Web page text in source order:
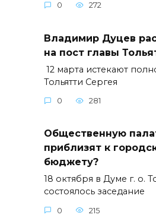
0 272
Владимир Дуцев
на пост главы
12 марта истекают
Тольятти Сергея
0 281
Общественную
приблизят к
бюджету?
18 октября в Думе г. о.
состоялось заседание
0 215